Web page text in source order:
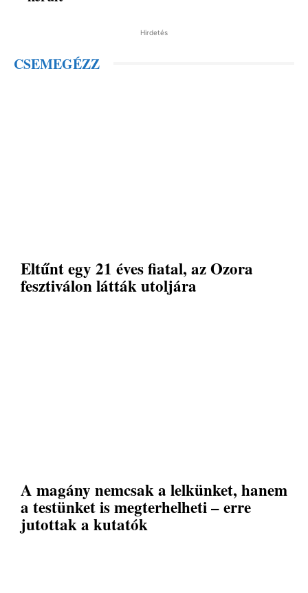
Hirdetés
CSEMEGÉZZ
Eltűnt egy 21 éves fiatal, az Ozora
fesztiválon látták utoljára
A magány nemcsak a lelkünket, hanem
a testünket is megterhelheti – erre
jutottak a kutatók